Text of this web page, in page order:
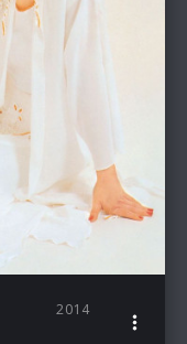
2014